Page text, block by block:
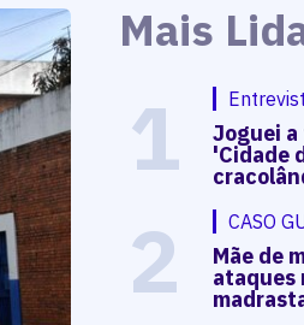
Mais
1 Joguei
'Cidade
2 CASO
Mãe de
ataques